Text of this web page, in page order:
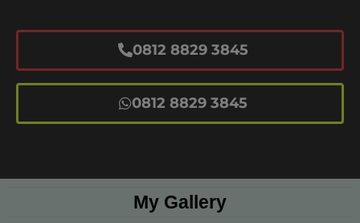
0812 8829 3845
0812 8829 3845
My Gallery